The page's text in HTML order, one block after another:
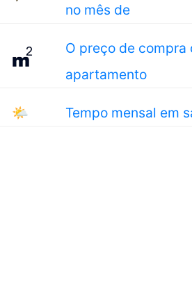
no mês de
O preço de compra
apartamento
🌤 Tempo mensal em